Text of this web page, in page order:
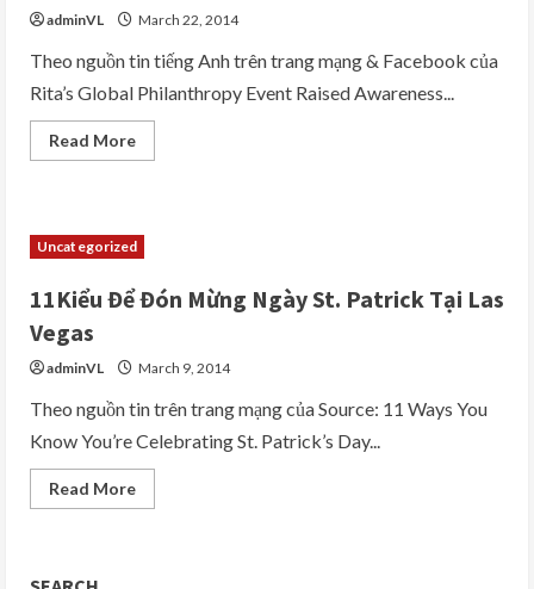
adminVL March 22, 2014
Theo nguồn tin tiếng Anh trên trang mạng & Facebook của
Rita’s Global Philanthropy Event Raised Awareness...
Read MoreRead
more
Soleil
Productions
ONE
to
Day
Second
Annual
One
for
ONE
DROP
Uncategorized
11Kiểu Để Đón Mừng Ngày St. Patrick Tại Las
Vegas
adminVL March 9, 2014
Theo nguồn tin trên trang mạng của Source: 11 Ways You
Know You’re Celebrating St. Patrick’s Day...
Read MoreRead
more